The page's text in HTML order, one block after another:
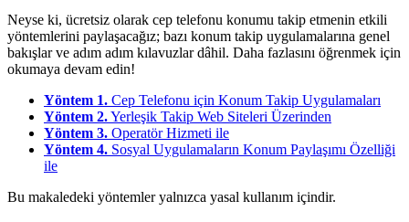
Neyse ki, ücretsiz olarak cep telefonu konumu takip etmenin etkili
yöntemlerini paylaşacağız; bazı konum takip uygulamalarına genel
bakışlar ve adım adım kılavuzlar dâhil. Daha fazlasını öğrenmek için
okumaya devam edin!
Yöntem 1. Cep Telefonu için Konum Takip Uygulamaları
Yöntem 2.Yerleşik Takip Web Siteleri Üzerinden
Yöntem 3. Operatör Hizmeti ile
Yöntem 4. Sosyal Uygulamaların Konum Paylaşımı Özelliği
ile
Bu makaledeki yöntemler yalnızca yasal kullanım içindir.